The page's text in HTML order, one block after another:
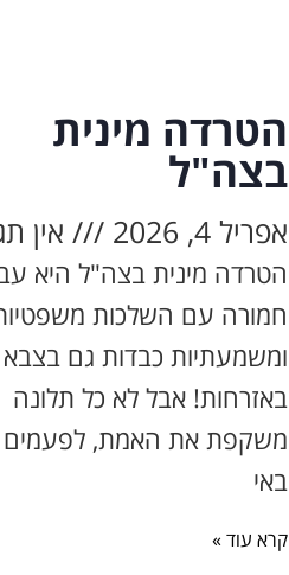
הטרדה מינית
בצה"ל
אפריל 4, 2026 אין
הטרדה מינית בצה"ל היא
חמורה עם השלכות
ומשמעתיות כבדות גם בצבא
באזרחות! אבל לא כל תלונה
משקפת את האמת, לפעמים
באי
קרא עוד »